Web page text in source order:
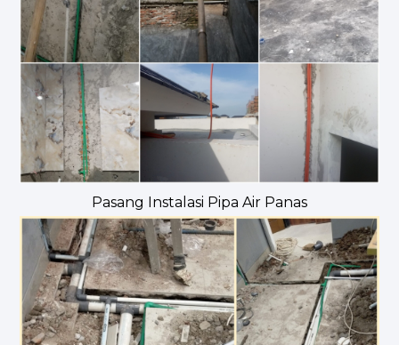
Pasang Instalasi Pipa Air Panas